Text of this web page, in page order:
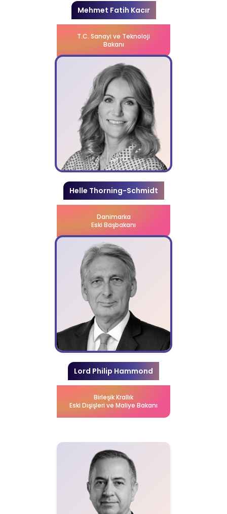
Mehmet Fatih Kacır
T.C. Sanayi ve Teknoloji
Bakanı
Helle Thorning-Schmidt
Danimarka
Eski Başbakanı
Lord Philip Hammond
Birleşik Krallık
Eski Dışişleri ve Maliye Bakanı